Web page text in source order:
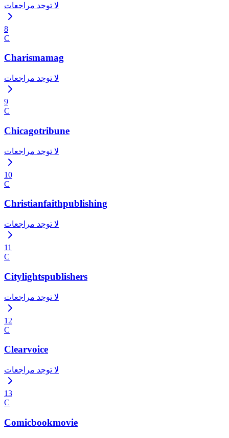
لا توجد مراجعات
8
C
Charismamag
لا توجد مراجعات
9
C
Chicagotribune
لا توجد مراجعات
10
C
Christianfaithpublishing
لا توجد مراجعات
11
C
Citylightspublishers
لا توجد مراجعات
12
C
Clearvoice
لا توجد مراجعات
13
C
Comicbookmovie